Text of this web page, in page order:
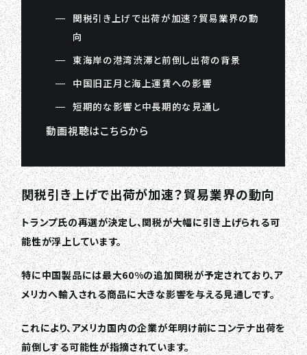
関税引き上げで出荷が加速？貿易業界の動
向
東海岸の港湾渋滞と前倒し出荷の背景
中国旧正月と海上運賃への影響
短期的な影響と中長期的な見通し
動画視聴はこちらから
関税引き上げで出荷が加速？貿易業界の動向
トランプ氏の再選が決定し、関税が大幅に引き上げられる可
能性が浮上しています。
特に中国製品には最大60%の追加関税が予定されており、ア
メリカへ輸入される商品に大きな影響を与える見通しです。
これにより、アメリカ国内の企業が年明け前にコンテナ出荷を
前倒しする可能性が指摘されています。